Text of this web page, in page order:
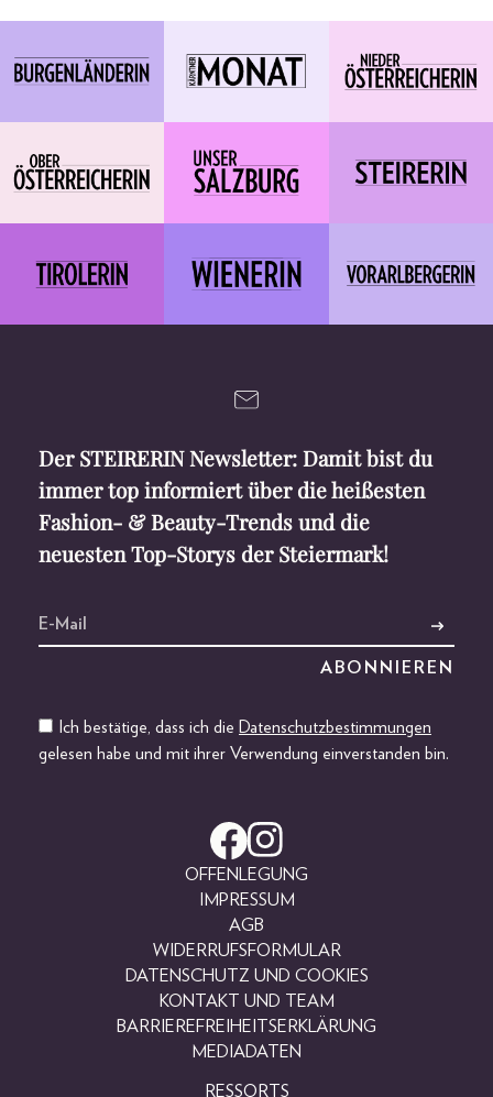
Der STEIRERIN Newsletter: Damit bist du
immer top informiert über die heißesten
Fashion- & Beauty-Trends und die
neuesten Top-Storys der Steiermark!
Ich bestätige, dass ich die Datenschutzbestimmungen
gelesen habe und mit ihrer Verwendung einverstanden bin.
OFFENLEGUNG
IMPRESSUM
AGB
WIDERRUFSFORMULAR
DATENSCHUTZ UND COOKIES
KONTAKT UND TEAM
BARRIEREFREIHEITSERKLÄRUNG
MEDIADATEN
RESSORTS